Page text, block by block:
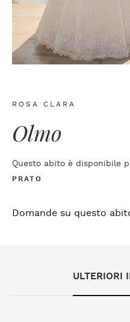
ULTERIORI
ROSA CLARA
Olmo
Questo abito è disponibile
PRATO
Domande su questo